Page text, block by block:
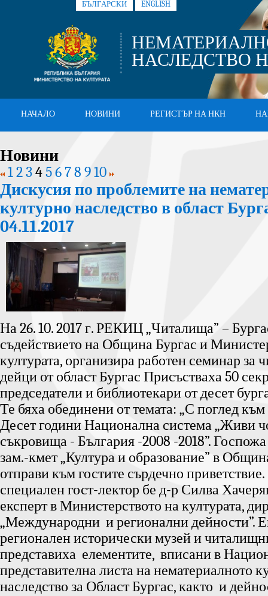
БЪЛГАРСКИ ENGLISH
НАСЛЕДСТВО
НАЧАЛО НОВИНИ РЕГИСТЪР НА НКН
Новини
12345678 910
Дискусия по проблемите на
културно наследство в област
04.11.2017
На 26. 10. 2017 г. РЕКИЦ „Читалища” –
съдействието на Община Бургас и
културата, организира работен семинар за
дейци от област Бургас Присъстваха 50
председатели и библиотекари от десет
Те бяха обединени от темата: „С поглед
Десет години Национална система „Живи
съкровища - България -2008 -2018”.
зам.-кмет „Култура и образование” в
отправи към гостите сърдечно
специален гост-лектор бе д-р Силва
експерт в Министерството на културата,
„Международни и регионални дейности”.
регионален исторически музей и
представиха елементите, вписани в
представителна листа на нематериалното
наследство за Област Бургас, както и